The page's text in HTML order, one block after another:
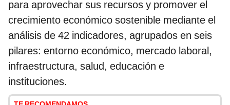
para aprovechar sus recursos y promover el
crecimiento económico sostenible mediante el
análisis de 42 indicadores, agrupados en seis
pilares: entorno económico, mercado laboral,
infraestructura, salud, educación e
instituciones.